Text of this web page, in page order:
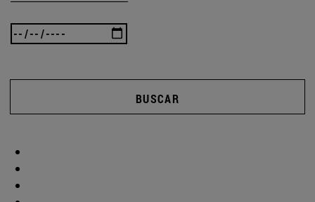
BUSCAR